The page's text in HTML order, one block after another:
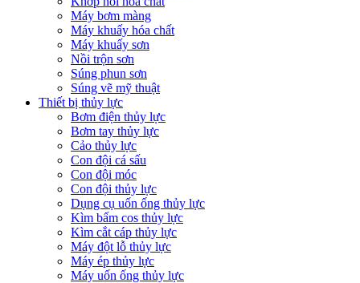
Máy bơm màng
Máy khuấy hóa chất
Máy khuấy sơn
Nồi trộn sơn
Súng phun sơn
Súng vẽ mỹ thuật
Thiết bị thủy lực
Bơm điện thủy lực
Bơm tay thủy lực
Cảo thủy lực
Con đội cá sấu
Con đội móc
Con đội thủy lực
Dụng cụ uốn ống thủy lực
Kìm bấm cos thủy lực
Kìm cắt cáp thủy lực
Máy đột lỗ thủy lực
Máy ép thủy lực
Máy uốn ống thủy lực